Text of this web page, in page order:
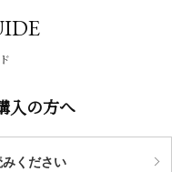
入の方へ
ください